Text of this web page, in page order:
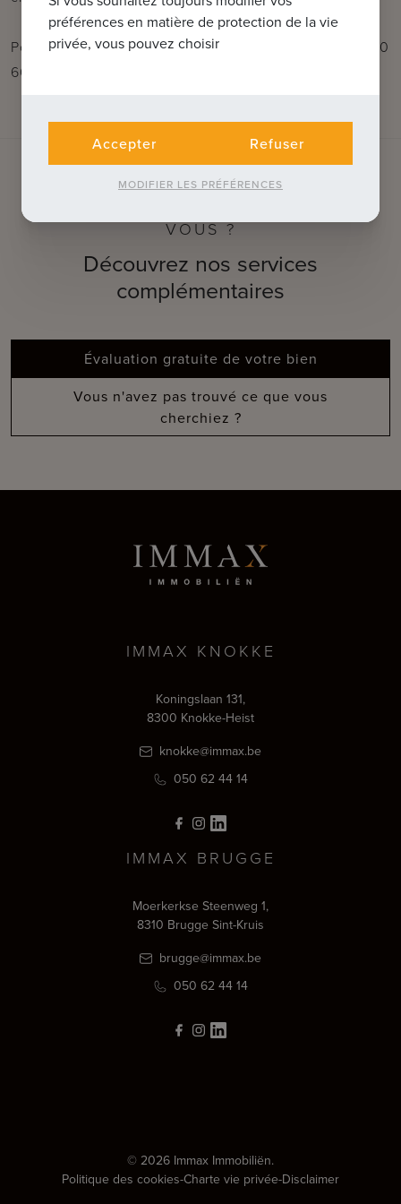
Pour plus d'informations, contactez Céline au 0476 60
60 23 ou envoyez un e-mail à celine@immax.be
VOUS ?
Découvrez nos services
complémentaires
Évaluation gratuite de votre bien
Vous n'avez pas trouvé ce que vous
cherchiez ?
IMMAX KNOKKE
Koningslaan 131,
8300 Knokke-Heist
knokke@immax.be
050 62 44 14
IMMAX BRUGGE
Moerkerkse Steenweg 1,
8310 Brugge Sint-Kruis
brugge@immax.be
050 62 44 14
© 2026 Immax Immobiliën.
Politique des cookies-Charte vie privée-Disclaimer
préférences en matière de protection de la vie
privée, vous pouvez choisir
Accepter Refuser
MODIFIER LES PRÉFÉRENCES